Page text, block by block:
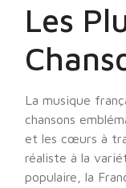
Les
La musique
chansons
et les cœurs à
réaliste à la
populaire, la